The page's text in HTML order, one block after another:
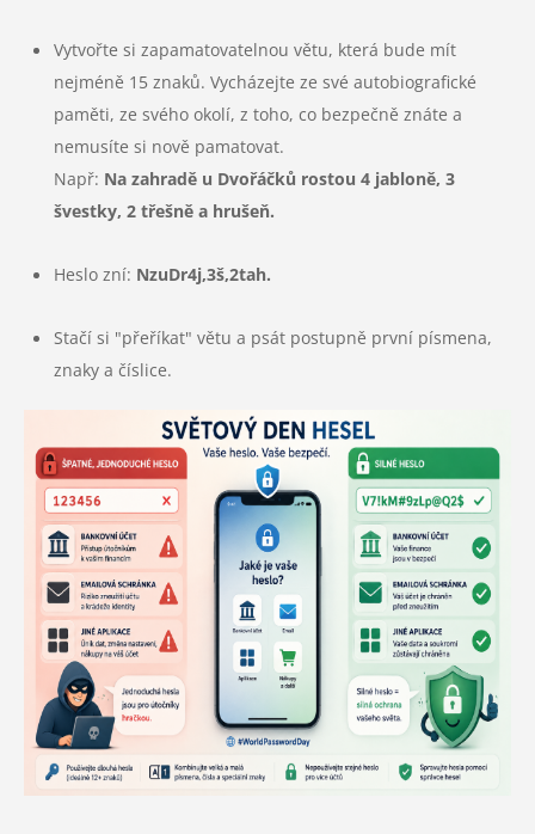
Vytvořte si zapamatovatelnou větu, která bude mít
nejméně 15 znaků. Vycházejte ze své autobiografické
paměti, ze svého okolí, z toho, co bezpečně znáte a
nemusíte si nově pamatovat.
Např: Na zahradě u Dvořáčků rostou 4 jabloně, 3
švestky, 2 třešně a hrušeň.
Heslo zní: NzuDr4j,3š,2tah.
Stačí si "přeříkat" větu a psát postupně první písmena,
znaky a číslice.